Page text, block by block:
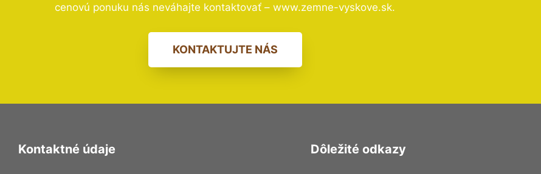
cenovú ponuku nás neváhajte kontaktovať – www.zemne-vyskove.sk.
KONTAKTUJTE NÁS
Kontaktné údaje Dôležité odkazy